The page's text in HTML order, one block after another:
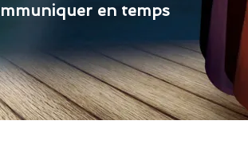
en temps